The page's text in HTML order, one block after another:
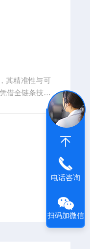
其精准性与可
借全链条技术
物模型构建、
电话咨询
扫码加微信